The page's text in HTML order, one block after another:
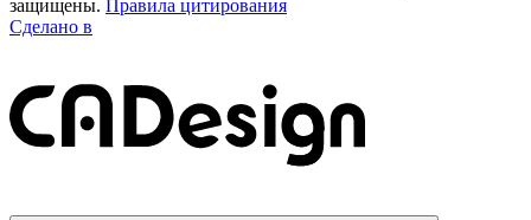
защищены. Правила цитирования
Сделано в